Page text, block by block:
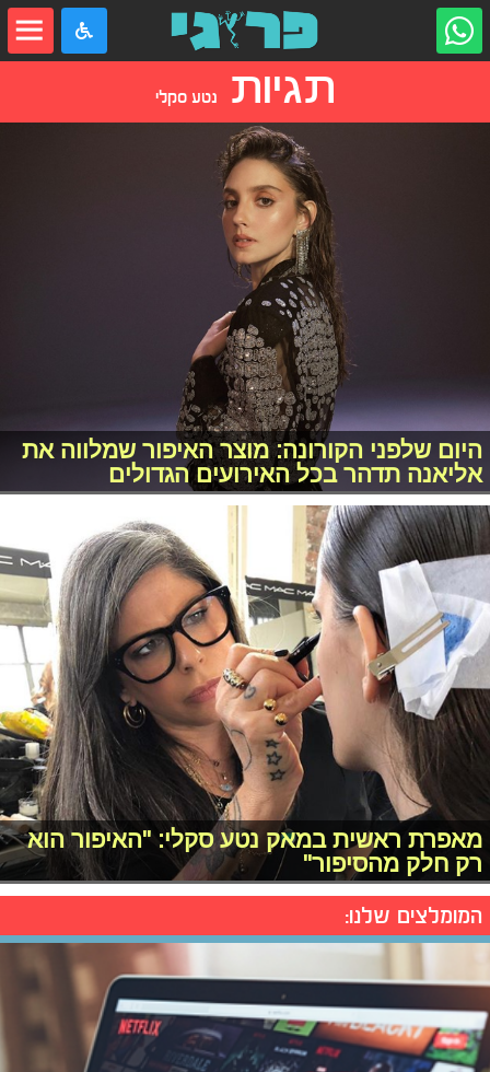
תגיות נטע סקלי
היום שלפני הקורונה: מוצר האיפור שמלווה את
אליאנה תדהר בכל האירועים הגדולים
מאפרת ראשית במאק נטע סקלי: "האיפור הוא
רק חלק מהסיפור"
המומלצים שלנו: